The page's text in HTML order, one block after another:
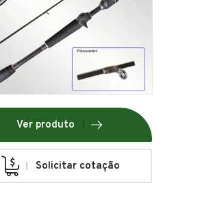
Ver produto
Solicitar cotação